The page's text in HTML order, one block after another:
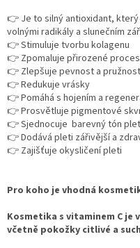
👉 Je to silný antioxidant,
volnými radikály a slunečním
👉 Stimuluje tvorbu kolagenu
👉 Zpomaluje přirozené
👉 Zlepšuje pevnost a
👉 Redukuje vrásky
👉 Pomáhá s hojením a
👉 Prosvětluje pigmentové
👉 Sjednocuje barevný tón
👉 Dodává pleti zářivější a
👉 Zajišťuje okysličení pleti
Pro koho je vhodná
Kosmetika s vitaminem C
včetně pokožky citlivé a